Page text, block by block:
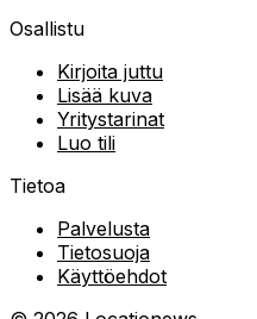
Osallistu
Kirjoita juttu
Lisää kuva
Yritystarinat
Luo tili
Tietoa
Palvelusta
Tietosuoja
Käyttöehdot